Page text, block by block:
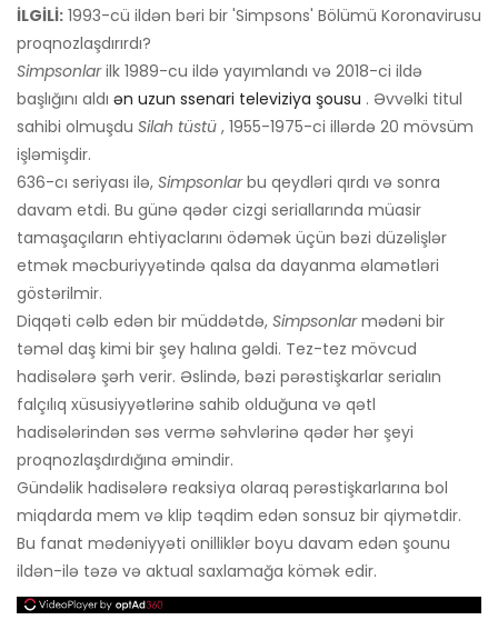
İLGİLİ: 1993-cü ildən bəri bir 'Simpsons' Bölümü Koronavirusu
proqnozlaşdırırdı?
Simpsonlarilk 1989-cu ildə yayımlandı və 2018-ci ildə
başlığını aldı ən uzun ssenari televiziya şousu . Əvvəlki titul
sahibi olmuşdu Silah tüstü , 1955-1975-ci illərdə 20 mövsüm
işləmişdir.
636-cı seriyası ilə, Simpsonlarbu qeydləri qırdı və sonra
davam etdi. Bu günə qədər cizgi seriallarında müasir
tamaşaçıların ehtiyaclarını ödəmək üçün bəzi düzəlişlər
etmək məcburiyyətində qalsa da dayanma əlamətləri
göstərilmir.
Diqqəti cəlb edən bir müddətdə, Simpsonlarmədəni bir
təməl daş kimi bir şey halına gəldi. Tez-tez mövcud
hadisələrə şərh verir. Əslində, bəzi pərəstişkarlar serialın
falçılıq xüsusiyyətlərinə sahib olduğuna və qətl
hadisələrindən səs vermə səhvlərinə qədər hər şeyi
proqnozlaşdırdığına əmindir.
Gündəlik hadisələrə reaksiya olaraq pərəstişkarlarına bol
miqdarda mem və klip təqdim edən sonsuz bir qiymətdir.
Bu fanat mədəniyyəti onilliklər boyu davam edən şounu
ildən-ilə təzə və aktual saxlamağa kömək edir.